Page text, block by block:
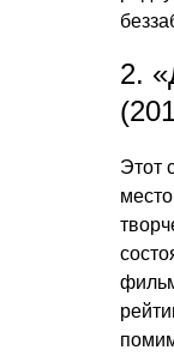
2.
Этот